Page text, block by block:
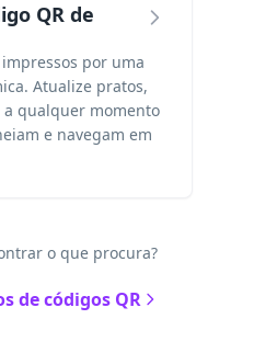
QR de
por uma
Atualize pratos,
a qualquer momento
e navegam em
o que procura?
de códigos QR